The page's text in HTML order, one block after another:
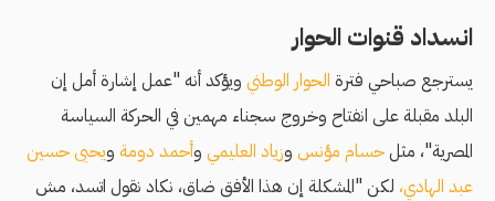
انسداد قنوات الحوار
يسترجع صباحي فترة الحوار الوطني ويؤكد أنه "عمل إشارة أمل إن
البلد مقبلة على انفتاح وخروج سجناء مهمين في الحركة السياسة
المصرية"، مثلحسام مؤنس وزياد العليمي وأحمد دومة ويحيى حسين
عبد الهادي، لكن "المشكلة إن هذا الأفق ضاق، نكاد نقول اتسد، مش